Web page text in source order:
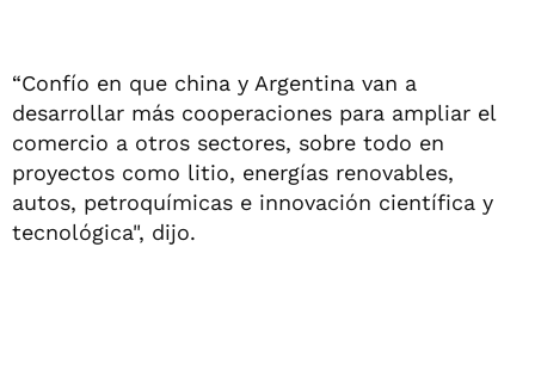
“Confío en que china y Argentina van a
desarrollar más cooperaciones para ampliar el
comercio a otros sectores, sobre todo en
proyectos como litio, energías renovables,
autos, petroquímicas e innovación científica y
tecnológica", dijo.